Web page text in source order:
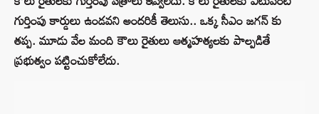
గుర్తింపు కార్డులు ఉండవని అందరికీ తెలుసు.. ఒక్క సీఎం జగన్ కు
తప్ప. మూడు వేల మంది కౌలు రైతులు ఆత్మహత్యలకు పాల్పడితే
ప్రభుత్వం పట్టించుకోలేదు.